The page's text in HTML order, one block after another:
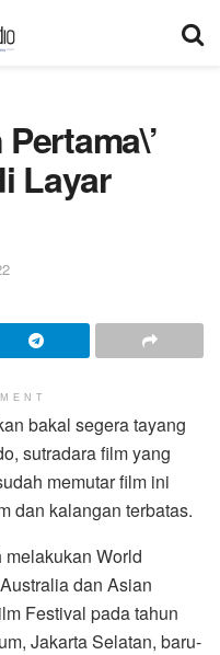
Layar
bakal segera tayang
sutradara film yang
memutar film ini
dan kalangan terbatas.
melakukan World
dan Asian
Festival pada tahun
Jakarta Selatan, baru-